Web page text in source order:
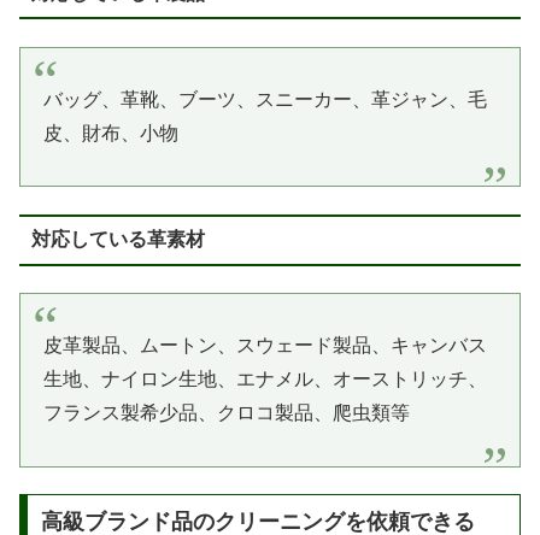
バッグ、革靴、ブーツ、スニーカー、革ジャン、毛
皮、財布、小物
対応している革素材
皮革製品、ムートン、スウェード製品、キャンバス
生地、ナイロン生地、エナメル、オーストリッチ、
フランス製希少品、クロコ製品、爬虫類等
高級ブランド品のクリーニングを依頼できる